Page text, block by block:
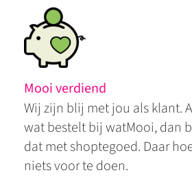
Mooi verdiend
Wij zijn blij met jou als klant.
wat bestelt bij watMooi, dan
dat met shoptegoed. Daar
niets voor te doen.